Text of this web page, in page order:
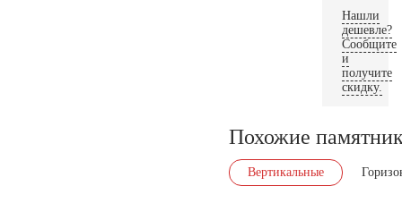
Нашли
дешевле?
Сообщите
и
получите
скидку.
Похожие
Вертикальные